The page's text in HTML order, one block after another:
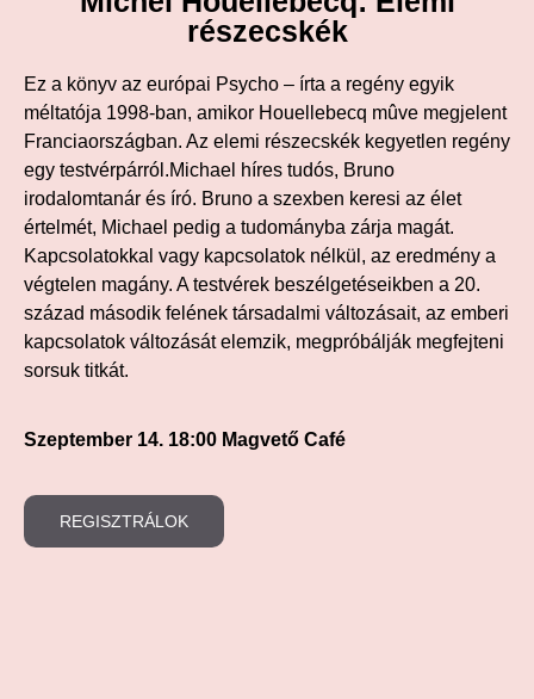
részecskék
Ez a könyv az európai Psycho – írta a regény egyik
méltatója 1998-ban, amikor Houellebecq mûve megjelent
Franciaországban. Az elemi részecskék kegyetlen regény
egy testvérpárról.Michael híres tudós, Bruno
irodalomtanár és író. Bruno a szexben keresi az élet
értelmét, Michael pedig a tudományba zárja magát.
Kapcsolatokkal vagy kapcsolatok nélkül, az eredmény a
végtelen magány. A testvérek beszélgetéseikben a 20.
század második felének társadalmi változásait, az emberi
kapcsolatok változását elemzik, megpróbálják megfejteni
sorsuk titkát.
Szeptember 14. 18:00 Magvető Café
REGISZTRÁLOK